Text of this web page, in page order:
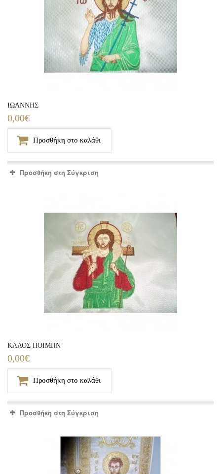
ΙΩΑΝΝΗΣ
0,00€
Προσθήκη στο καλάθι
Προσθήκη στη Σύγκριση
ΚΑΛΟΣ ΠΟΙΜΗΝ
0,00€
Προσθήκη στο καλάθι
Προσθήκη στη Σύγκριση